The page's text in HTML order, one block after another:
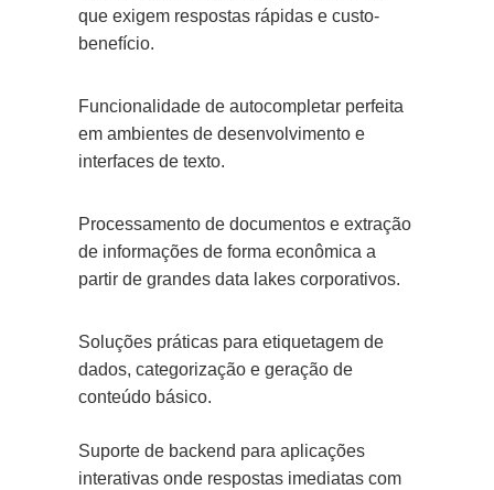
que exigem respostas rápidas e custo-
benefício.
Funcionalidade de autocompletar perfeita
em ambientes de desenvolvimento e
interfaces de texto.
Processamento de documentos e extração
de informações de forma econômica a
partir de grandes data lakes corporativos.
Soluções práticas para etiquetagem de
dados, categorização e geração de
conteúdo básico.
Suporte de backend para aplicações
interativas onde respostas imediatas com